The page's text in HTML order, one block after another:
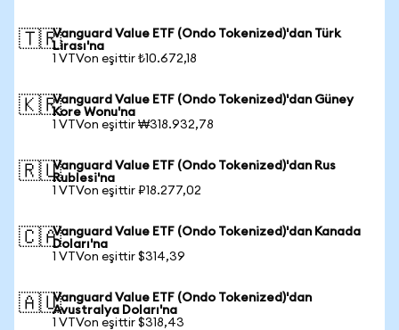
🇹🇷Vanguard Value ETF (Ondo Tokenized)'dan Türk
Lirası'na
1 VTVon eşittir ₺10.672,18
🇰🇷Vanguard Value ETF (Ondo Tokenized)'dan Güney
Kore Wonu'na
1 VTVon eşittir ₩318.932,78
🇷🇺Vanguard Value ETF (Ondo Tokenized)'dan Rus
Rublesi'na
1 VTVon eşittir ₽18.277,02
🇨🇦Vanguard Value ETF (Ondo Tokenized)'dan Kanada
Doları'na
1 VTVon eşittir $314,39
🇦🇺Vanguard Value ETF (Ondo Tokenized)'dan
Avustralya Doları'na
1 VTVon eşittir $318,43